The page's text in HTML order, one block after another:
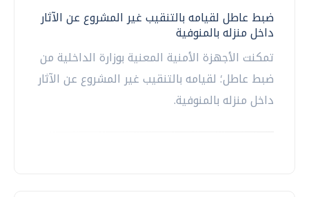
ضبط عاطل لقيامه بالتنقيب غير المشروع عن الآثار
داخل منزله بالمنوفية
تمكنت الأجهزة الأمنية المعنية بوزارة الداخلية من
ضبط عاطل؛ لقيامه بالتنقيب غير المشروع عن الآثار
داخل منزله بالمنوفية.